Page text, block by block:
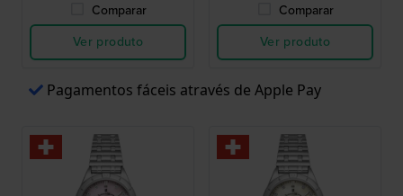
Comparar
Ver produto
Comparar
Ver produto
Pagamentos fáceis através de Apple Pay